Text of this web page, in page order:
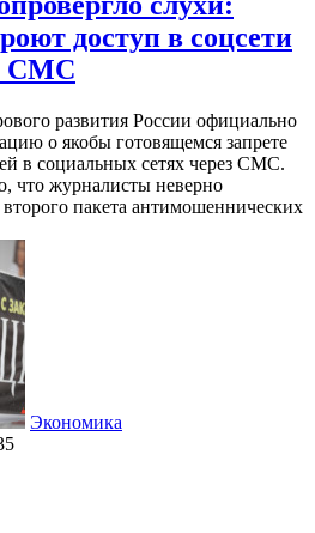
доступ в соцсети
СМС
развития России официально
о якобы готовящемся запрете
в социальных сетях через СМС.
что журналисты неверно
пакета антимошеннических
Экономика